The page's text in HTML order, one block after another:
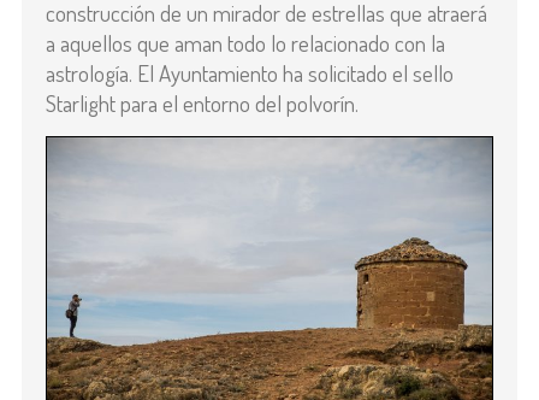
construcción de un mirador de estrellas que atraerá
a aquellos que aman todo lo relacionado con la
astrología. El Ayuntamiento ha solicitado el sello
Starlight para el entorno del polvorín.